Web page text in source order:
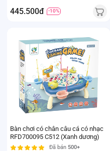
445.500đ -10%
Bàn chơi có chân câu cá có nhạc
RFD700095 C512 (Xanh dương)
Đã bán 500+